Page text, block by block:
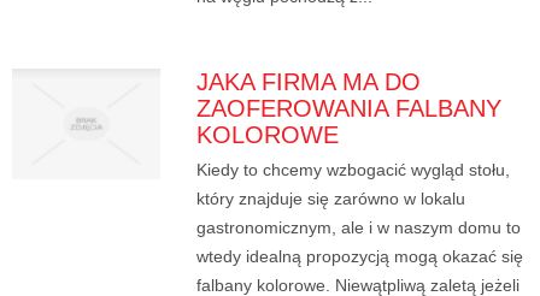
JAKA FIRMA MA DO
ZAOFEROWANIA FALBANY
KOLOROWE
Kiedy to chcemy wzbogacić wygląd stołu,
który znajduje się zarówno w lokalu
gastronomicznym, ale i w naszym domu to
wtedy idealną propozycją mogą okazać się
falbany kolorowe. Niewątpliwą zaletą jeżeli